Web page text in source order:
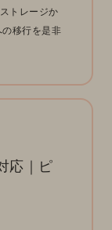
トレージか
移行を是非
応｜ピ